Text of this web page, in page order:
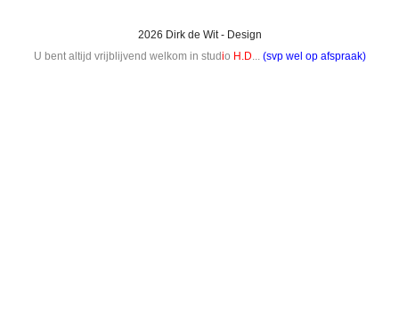
2026 Dirk de Wit - Design
U bent altijd vrijblijvend welkom in studio H.D... (svp wel op afspraak)